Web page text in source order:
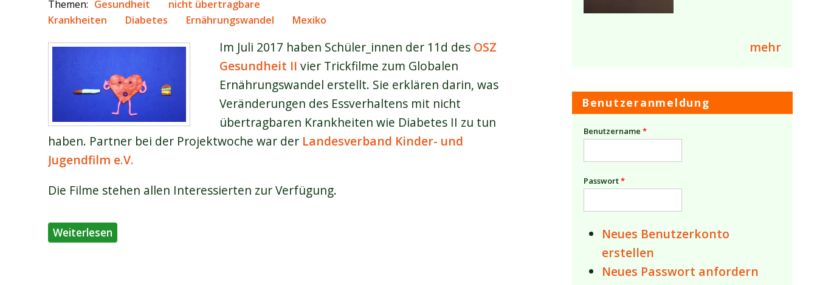
Themen: Gesundheit
nicht übertragbare
Krankheiten
Diabetes Ernährungswandel Mexiko
Im Juli 2017 haben Schüler_innen der 11d des OSZ
Gesundheit II vier Trickfilme zum Globalen
Ernährungswandel erstellt. Sie erklären darin, was
Veränderungen des Essverhaltens mit nicht
übertragbaren Krankheiten wie Diabetes II zu tun
haben. Partner bei der Projektwoche war der Landesverband Kinder- und
Jugendfilm e.V.
Die Filme stehen allen Interessierten zur Verfügung.
Weiterlesen
mehr
Benutzeranmeldung
Benutzername *
Passwort*
Neues Benutzerkonto
erstellen
Neues Passwort anfordern